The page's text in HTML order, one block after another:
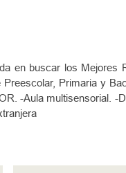
en buscar los
Primaria y
-Aula multisensorial.